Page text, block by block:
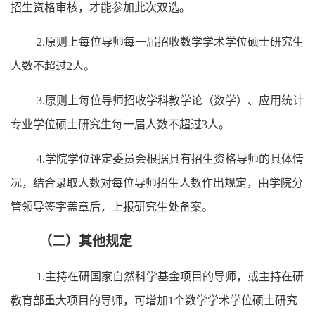
招生资格审核，才能参加此次双选。
2.原则上每位导师每一届招收数学学术学位硕士研究生
人数不超过2人。
3.原则上每位导师招收学科教学论（数学）、应用统计
专业学位硕士研究生每一届人数不超过3人。
4.学院学位评定委员会根据具有招生资格导师的具体情
况，结合录取人数对每位导师招生人数作出规定，由学院分
管领导签字盖章后，上报研究生处备案。
（二）其他规定
1.主持在研国家自然科学基金项目的导师，或主持在研
教育部重大项目的导师，可增加1个数学学术学位硕士研究